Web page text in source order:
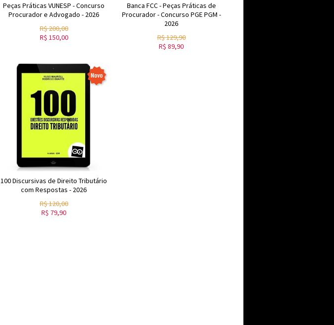
Peças Práticas VUNESP - Concurso
Procurador e Advogado - 2026
R$200,00
R$ 150,00
Banca FCC - Peças Práticas de
Procurador - Concurso PGE PGM -
2026
R$129,90
R$ 89,90
100 Discursivas de Direito Tributário
com Respostas - 2026
R$120,00
R$ 79,90